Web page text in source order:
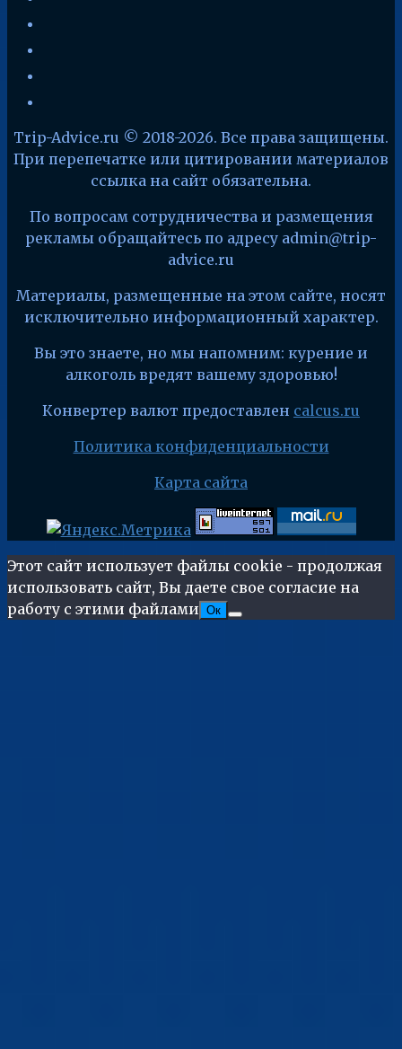
Trip-Advice.ru © 2018-2026. Все права защищены.
При перепечатке или цитировании материалов
ссылка на сайт обязательна.
По вопросам сотрудничества и размещения
рекламы обращайтесь по адресу admin@trip-
advice.ru
Материалы, размещенные на этом сайте, носят
исключительно информационный характер.
Вы это знаете, но мы напомним: курение и
алкоголь вредят вашему здоровью!
Конвертер валют предоставлен calcus.ru
Политика конфиденциальности
Карта сайта
Этот сайт использует файлы cookie - продолжая
использовать сайт, Вы даете свое согласие на
работу с этими файлами Ок